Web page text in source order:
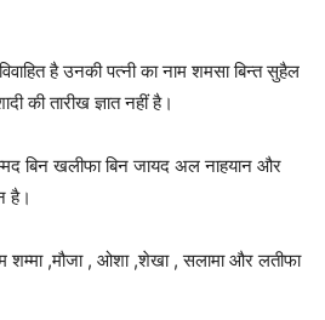
है उनकी पत्नी का नाम शमसा बिन्त सुहैल
तारीख ज्ञात नहीं है।
बिन खलीफा बिन जायद अल नाहयान और
है।
शम्मा ,मौजा , ओशा ,शेखा , सलामा और लतीफा